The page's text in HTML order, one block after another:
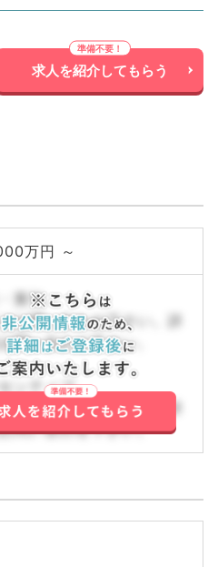
求人を紹介してもらう
万円 ～
賞与
お問い合わせ下さい。詳
問い合わせ下さい。
ンティブ
お問い合わせ下さい。詳
お問い合わせ下さい。